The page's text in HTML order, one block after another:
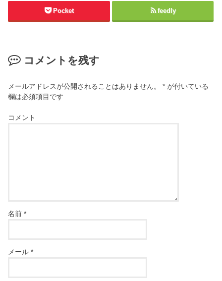
Pocket feedly
コメントを残す
メールアドレスが公開されることはありません。 * が付いている
欄は必須項目です
コメント
名前*
メール*